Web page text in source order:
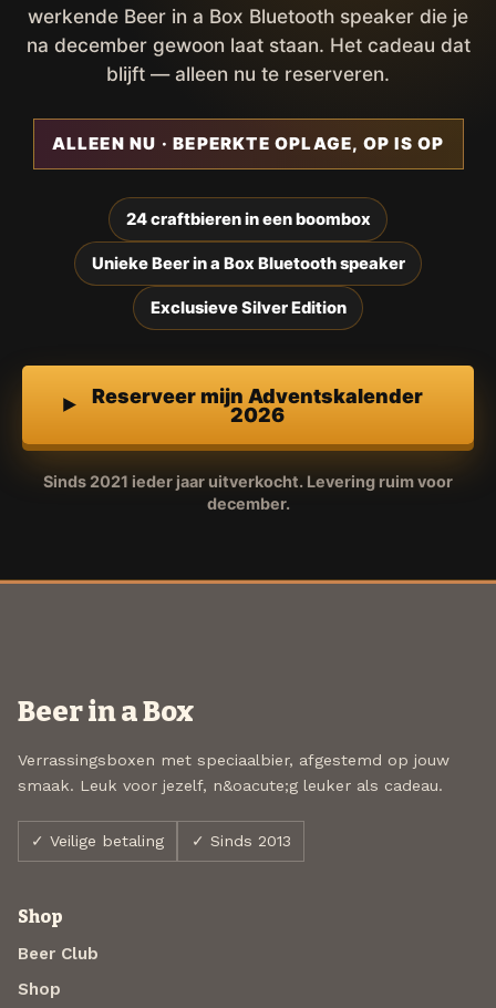
werkende Beer in a Box Bluetooth speaker die je
na december gewoon laat staan. Het cadeau dat
blijft — alleen nu te reserveren.
ALLEEN NU · BEPERKTE OPLAGE, OP IS OP
24 craftbieren in een boombox
Unieke Beer in a Box Bluetooth speaker
Exclusieve Silver Edition
Reserveer mijn Adventskalender
2026
Sinds 2021 ieder jaar uitverkocht. Levering ruim voor
december.
Beer in a Box
Verrassingsboxen met speciaalbier, afgestemd op jouw
smaak. Leuk voor jezelf, n&oacute;g leuker als cadeau.
✓ Veilige betaling ✓ Sinds 2013
Shop
Beer Club
Shop